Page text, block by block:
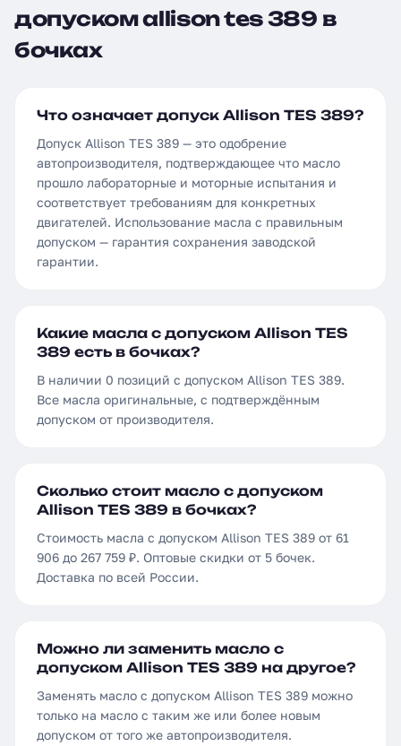
допуском allison tes 389 в
бочках
Что означает допуск Allison TES 389?
Допуск Allison TES 389 — это одобрение
автопроизводителя, подтверждающее что масло
прошло лабораторные и моторные испытания и
соответствует требованиям для конкретных
двигателей. Использование масла с правильным
допуском — гарантия сохранения заводской
гарантии.
Какие масла с допуском Allison TES
389 есть в бочках?
В наличии 0 позиций с допуском Allison TES 389.
Все масла оригинальные, с подтверждённым
допуском от производителя.
Сколько стоит масло с допуском
Allison TES 389 в бочках?
Стоимость масла с допуском Allison TES 389 от 61
906 до 267 759 ₽. Оптовые скидки от 5 бочек.
Доставка по всей России.
Можно ли заменить масло с
допуском Allison TES 389 на другое?
Заменять масло с допуском Allison TES 389 можно
только на масло с таким же или более новым
допуском от того же автопроизводителя.